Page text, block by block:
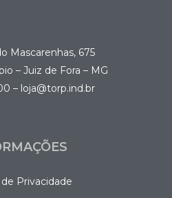
Mascarenhas, 675
– Juiz de Fora – MG
– loja@torp.ind.br
Privacidade